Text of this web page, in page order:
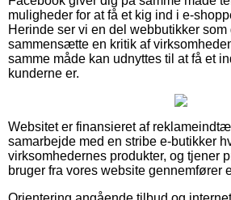
muligheder for at få et kig ind i e-
Herinde ser vi en del webbutikker
sammensætte en kritik af
samme måde kan udnyttes til at få et
kunderne er.
Websitet er finansieret af
samarbejde med en stribe e-butikker
virksomhedernes produkter, og tjener
bruger fra vores website gennemfører